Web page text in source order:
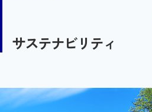
サステナビリティ